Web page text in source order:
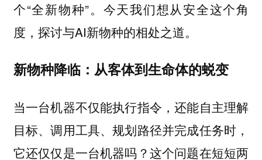
个“全新物种”。今天我们想从安全这个角
度，探讨与AI新物种的相处之道。
新物种降临：从客体到生命体的蜕变
当一台机器不仅能执行指令，还能自主理解
目标、调用工具、规划路径并完成任务时，
它还仅仅是一台机器吗？这个问题在短短两